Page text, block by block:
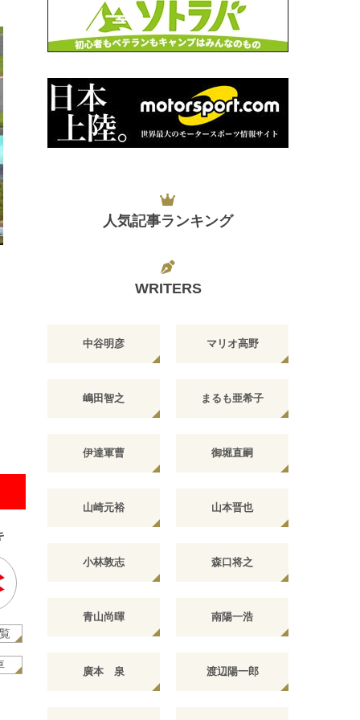
人気記事ランキング
WRITERS
中谷明彦 マリオ高野
嶋田智之 まるも亜希子
伊達軍曹 御堀直嗣
山崎元裕 山本晋也
小林敦志 森口将之
青山尚暉 南陽一浩
廣本 泉 渡辺陽一郎